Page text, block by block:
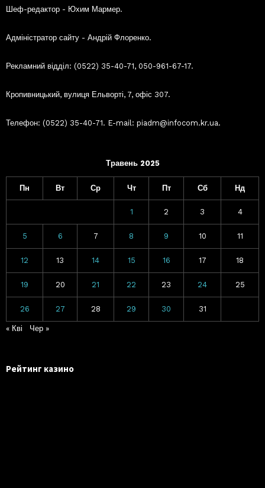
Шеф-редактор - Юхим Мармер.
Адміністратор сайту - Андрій Флоренко.
Рекламний відділ: (0522) 35-40-71, 050-961-67-17.
Кропивницький, вулиця Ельворті, 7, офіс 307.
Телефон: (0522) 35-40-71. E-mail: piadm@infocom.kr.ua.
Травень 2025
Пн Вт Ср Чт Пт Сб Нд
1 2 3 4
5 6 7 8 9 10 11
12 13 14 15 16 17 18
19 20 21 22 23 24 25
26 27 28 29 30 31
« Кві Чер »
Рейтинг казино